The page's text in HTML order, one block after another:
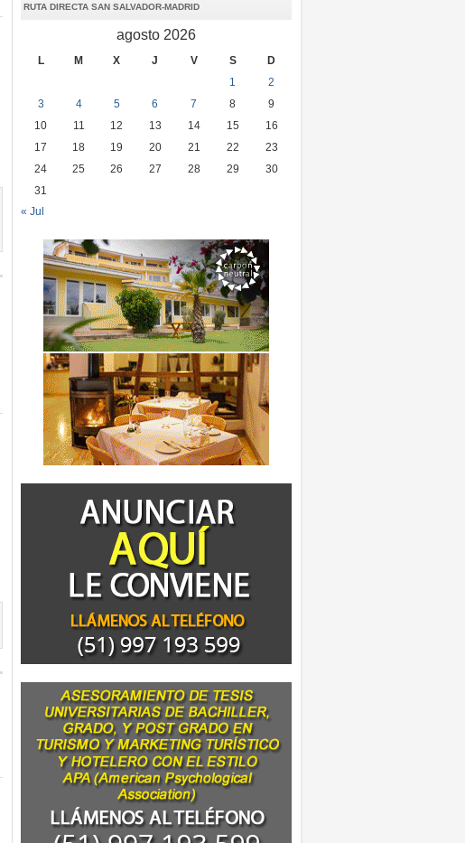
RUTA DIRECTA SAN SALVADOR-MADRID
agosto 2026
L M X J V S
D
1
2
3
4 5 6 7 8
9
10
11 12 13 14 15
16
17
18 19 20 21 22
23
24
25 26 27 28 29
30
31
« Jul